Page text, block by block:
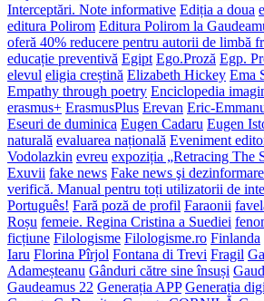
Interceptări. Note informative Ediția a doua
editura Polirom Editura Polirom la
oferă 40% reducere pentru autorii de limbă
educație preventivă Egipt Ego.Proză Egp.
elevul eligia creștină Elizabeth Hickey Ema
Empathy through poetry Enciclopedia
erasmus+ ErasmusPlus Erevan Eric-
Eseuri de duminica Eugen Cadaru Eugen
naturală evaluarea națională Eveniment
Vodolazkin evreu expoziția „Retracing The
Exuvii fake news Fake news şi
verifică. Manual pentru toți utilizatorii de
Português! Fară poză de profil Faraonii
Roșu femeie. Regina Cristina a Suediei
ficțiune Filologisme Filologisme.ro Finlanda
Iaru Florina Pîrjol Fontana di Trevi Fragil
Adameșteanu Gânduri către sine însuși
Gaudeamus 22 Generația APP Generația